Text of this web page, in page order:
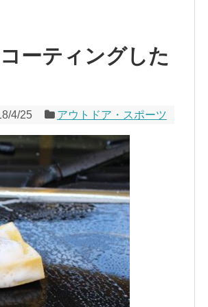
ーティングした
4/25 アウトドア・スポーツ